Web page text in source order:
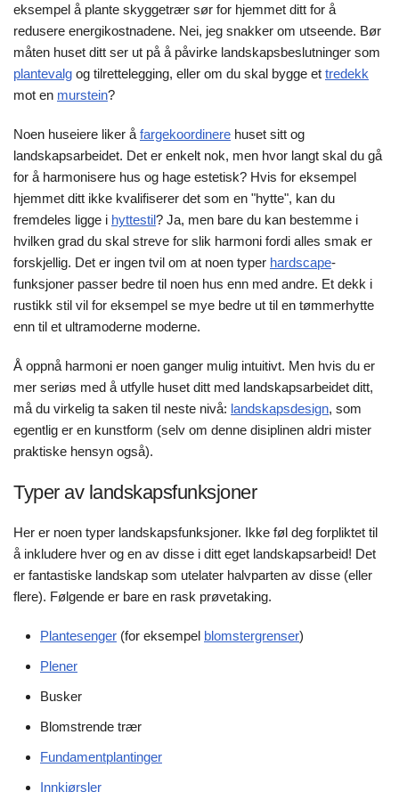
eksempel å plante skyggetrær sør for hjemmet ditt for å
redusere energikostnadene. Nei, jeg snakker om utseende. Bør
måten huset ditt ser ut på å påvirke landskapsbeslutninger som
plantevalg og tilrettelegging, eller om du skal bygge et tredekk
mot en murstein?
Noen huseiere liker å fargekoordinere huset sitt og
landskapsarbeidet. Det er enkelt nok, men hvor langt skal du gå
for å harmonisere hus og hage estetisk? Hvis for eksempel
hjemmet ditt ikke kvalifiserer det som en "hytte", kan du
fremdeles ligge i hyttestil? Ja, men bare du kan bestemme i
hvilken grad du skal streve for slik harmoni fordi alles smak er
forskjellig. Det er ingen tvil om at noen typer hardscape-
funksjoner passer bedre til noen hus enn med andre. Et dekk i
rustikk stil vil for eksempel se mye bedre ut til en tømmerhytte
enn til et ultramoderne moderne.
Å oppnå harmoni er noen ganger mulig intuitivt. Men hvis du er
mer seriøs med å utfylle huset ditt med landskapsarbeidet ditt,
må du virkelig ta saken til neste nivå: landskapsdesign, som
egentlig er en kunstform (selv om denne disiplinen aldri mister
praktiske hensyn også).
Typer av landskapsfunksjoner
Her er noen typer landskapsfunksjoner. Ikke føl deg forpliktet til
å inkludere hver og en av disse i ditt eget landskapsarbeid! Det
er fantastiske landskap som utelater halvparten av disse (eller
flere). Følgende er bare en rask prøvetaking.
Plantesenger (for eksempel blomstergrenser)
Plener
Busker
Blomstrende trær
Fundamentplantinger
Innkjørsler